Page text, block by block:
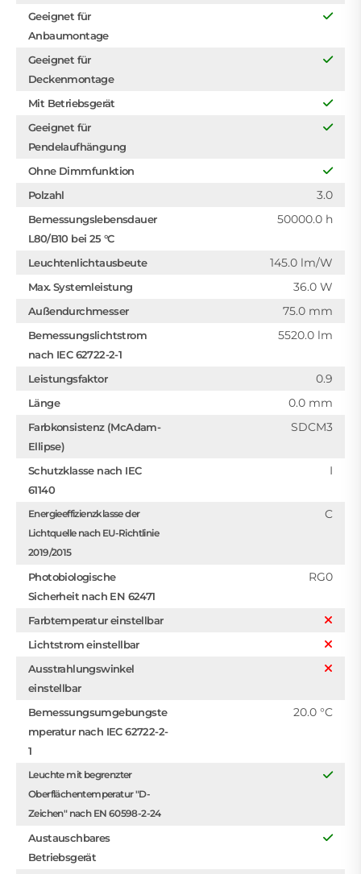
Geeignet für
Anbaumontage
Geeignet für
Deckenmontage
Mit Betriebsgerät
Geeignet für
Pendelaufhängung
Ohne Dimmfunktion
Polzahl
3.0
Bemessungslebensdauer
L80/B10 bei 25 °C
50000.0 h
Leuchtenlichtausbeute 145.0 lm/W
Max. Systemleistung 36.0 W
Außendurchmesser 75.0 mm
Bemessungslichtstrom
nach IEC 62722-2-1
5520.0 lm
Leistungsfaktor 0.9
Länge 0.0 mm
Farbkonsistenz (McAdam-
Ellipse)
SDCM3
Schutzklasse nach IEC
61140
I
Energieeffizienzklasse der
Lichtquelle nach EU-Richtlinie
2019/2015
C
Photobiologische
Sicherheit nach EN 62471
RG0
Farbtemperatur einstellbar
Lichtstrom einstellbar
Ausstrahlungswinkel
einstellbar
Bemessungsumgebungste
mperatur nach IEC 62722-2-
1
20.0 °C
Leuchte mit begrenzter
Oberflächentemperatur "D-
Zeichen" nach EN 60598-2-24
Austauschbares
Betriebsgerät